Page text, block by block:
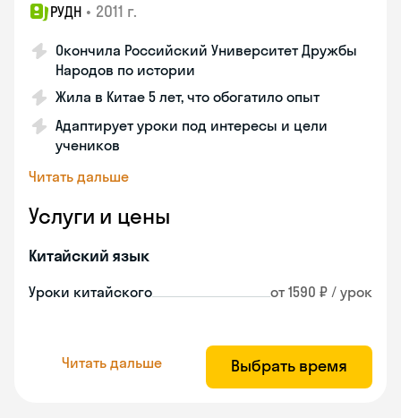
РУДН • 2011 г.
Окончила Российский Университет Дружбы
Народов по истории
Жила в Китае 5 лет, что обогатило опыт
Адаптирует уроки под интересы и цели
учеников
Читать дальше
Услуги и цены
Китайский язык
Уроки китайского от 1590 ₽ / урок
Читать дальше Выбрать время